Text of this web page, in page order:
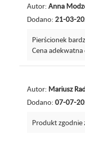
Autor:Anna
Dodano:21-03-
Pierścionek
Cena
Autor: Mariusz
Dodano:07-07-
Produkt zgodnie